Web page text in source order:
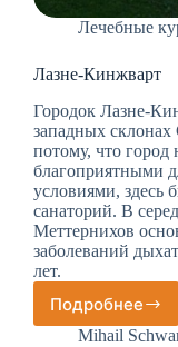
Лечебные
Лазне-Кинжварт
Городок Лазне-
западных
потому, что город
благоприятными
условиями, здесь
санаторий. В
Мeттернихов
заболеваний
лет.
Подробнее
Лазне-
Mihail